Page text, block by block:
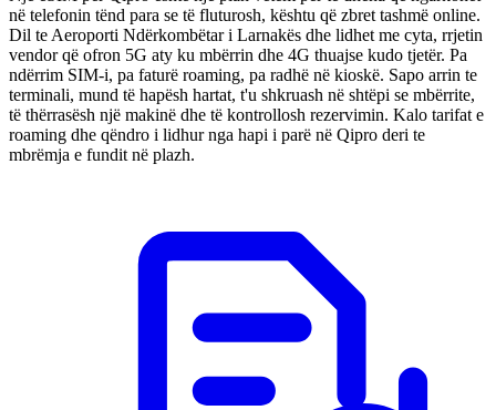
në telefonin tënd para se të fluturosh, kështu që zbret tashmë online.
Dil te Aeroporti Ndërkombëtar i Larnakës dhe lidhet me cyta, rrjetin
vendor që ofron 5G aty ku mbërrin dhe 4G thuajse kudo tjetër. Pa
ndërrim SIM-i, pa faturë roaming, pa radhë në kioskë. Sapo arrin te
terminali, mund të hapësh hartat, t'u shkruash në shtëpi se mbërrite,
të thërrasësh një makinë dhe të kontrollosh rezervimin. Kalo tarifat e
roaming dhe qëndro i lidhur nga hapi i parë në Qipro deri te
mbrëmja e fundit në plazh.